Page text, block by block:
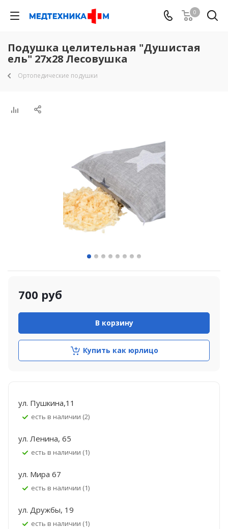
0
Подушка целительная "Душистая
ель" 27х28 Лесовушка
Ортопедические подушки
700 руб
В корзину
Купить как юрлицо
ул. Пушкина,11
Есть в наличии (2)
ул. Ленина, 65
Есть в наличии (1)
ул. Мира 67
Есть в наличии (1)
ул. Дружбы, 19
Есть в наличии (1)